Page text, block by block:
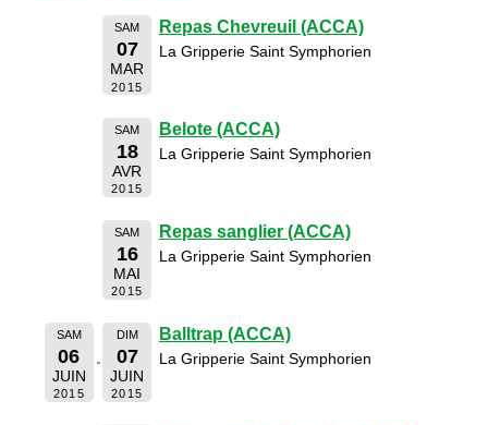
SAM
07
MAR
2015
Repas Chevreuil (ACCA)
La Gripperie Saint Symphorien
SAM
18
AVR
2015
Belote (ACCA)
La Gripperie Saint Symphorien
SAM
16
MAI
2015
Repas sanglier (ACCA)
La Gripperie Saint Symphorien
SAM
06
JUIN
2015
DIM
07
JUIN
2015
Balltrap (ACCA)
La Gripperie Saint Symphorien